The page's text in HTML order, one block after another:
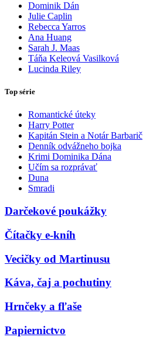
Dominik Dán
Julie Caplin
Rebecca Yarros
Ana Huang
Sarah J. Maas
Táňa Keleová Vasilková
Lucinda Riley
Top série
Romantické úteky
Harry Potter
Kapitán Stein a Notár Barbarič
Denník odvážneho bojka
Krimi Dominika Dána
Učím sa rozprávať
Duna
Smradi
Darčekové poukážky
Čítačky e-kníh
Vecičky od Martinusu
Káva, čaj a pochutiny
Hrnčeky a fľaše
Papiernictvo